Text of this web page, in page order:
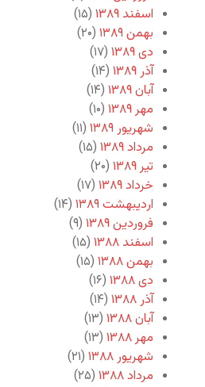
اسفند ۱۳۸۹
(۱۵)
بهمن ۱۳۸۹
(۲۰)
دی ۱۳۸۹
(۱۷)
آذر ۱۳۸۹
(۱۴)
آبان ۱۳۸۹
(۱۴)
مهر ۱۳۸۹
(۱۰)
شهریور ۱۳۸۹
(۱۱)
مرداد ۱۳۸۹
(۱۵)
تیر ۱۳۸۹
(۲۰)
خرداد ۱۳۸۹
(۱۷)
اردیبهشت ۱۳۸۹
(۱۴)
فروردین ۱۳۸۹
(۹)
اسفند ۱۳۸۸
(۱۵)
بهمن ۱۳۸۸
(۱۵)
دی ۱۳۸۸
(۱۶)
آذر ۱۳۸۸
(۱۴)
آبان ۱۳۸۸
(۱۳)
مهر ۱۳۸۸
(۱۳)
شهریور ۱۳۸۸
(۲۱)
مرداد ۱۳۸۸
(۲۵)